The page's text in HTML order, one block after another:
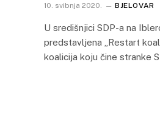
10. svibnja 2020. BJELOVAR
U središnjici SDP-a na
predstavljena „Restart
koalicija koju čine stranke